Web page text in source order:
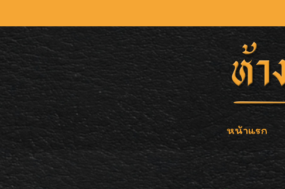
หน้าแรก